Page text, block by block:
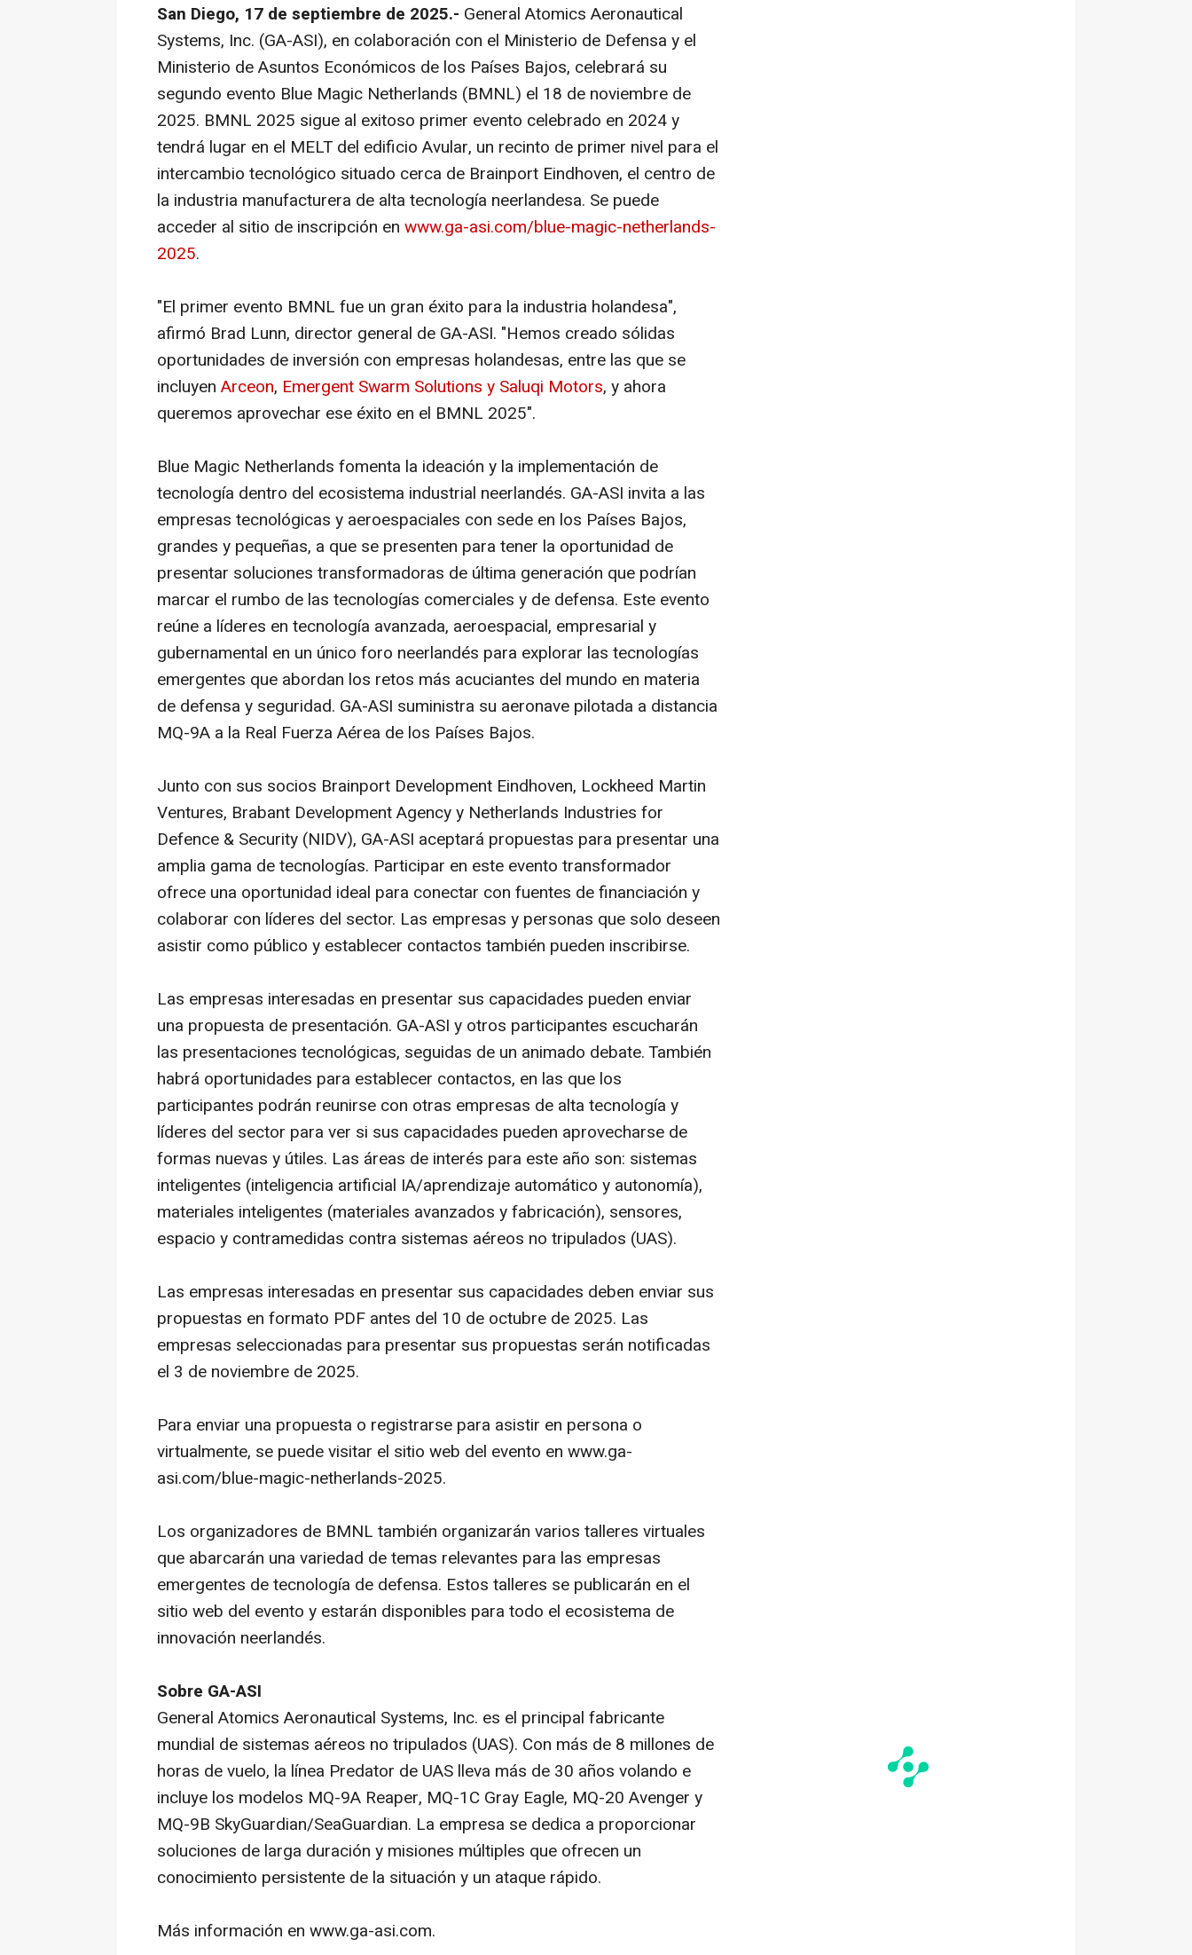
San Diego, 17 de septiembre de 2025.- General Atomics Aeronautical
Systems, Inc. (GA-ASI), en colaboración con el Ministerio de Defensa y el
Ministerio de Asuntos Económicos de los Países Bajos, celebrará su
segundo evento Blue Magic Netherlands (BMNL) el 18 de noviembre de
2025. BMNL 2025 sigue al exitoso primer evento celebrado en 2024 y
tendrá lugar en el MELT del edificio Avular, un recinto de primer nivel para el
intercambio tecnológico situado cerca de Brainport Eindhoven, el centro de
la industria manufacturera de alta tecnología neerlandesa. Se puede
acceder al sitio de inscripción en www.ga-asi.com/blue-magic-netherlands-
2025.
"El primer evento BMNL fue un gran éxito para la industria holandesa",
afirmó Brad Lunn, director general de GA-ASI. "Hemos creado sólidas
oportunidades de inversión con empresas holandesas, entre las que se
incluyen Arceon, Emergent Swarm Solutions y Saluqi Motors, y ahora
queremos aprovechar ese éxito en el BMNL 2025".
Blue Magic Netherlands fomenta la ideación y la implementación de
tecnología dentro del ecosistema industrial neerlandés. GA-ASI invita a las
empresas tecnológicas y aeroespaciales con sede en los Países Bajos,
grandes y pequeñas, a que se presenten para tener la oportunidad de
presentar soluciones transformadoras de última generación que podrían
marcar el rumbo de las tecnologías comerciales y de defensa. Este evento
reúne a líderes en tecnología avanzada, aeroespacial, empresarial y
gubernamental en un único foro neerlandés para explorar las tecnologías
emergentes que abordan los retos más acuciantes del mundo en materia
de defensa y seguridad. GA-ASI suministra su aeronave pilotada a distancia
MQ-9A a la Real Fuerza Aérea de los Países Bajos.
Junto con sus socios Brainport Development Eindhoven, Lockheed Martin
Ventures, Brabant Development Agency y Netherlands Industries for
Defence & Security (NIDV), GA-ASI aceptará propuestas para presentar una
amplia gama de tecnologías. Participar en este evento transformador
ofrece una oportunidad ideal para conectar con fuentes de financiación y
colaborar con líderes del sector. Las empresas y personas que solo deseen
asistir como público y establecer contactos también pueden inscribirse.
Las empresas interesadas en presentar sus capacidades pueden enviar
una propuesta de presentación. GA-ASI y otros participantes escucharán
las presentaciones tecnológicas, seguidas de un animado debate. También
habrá oportunidades para establecer contactos, en las que los
participantes podrán reunirse con otras empresas de alta tecnología y
líderes del sector para ver si sus capacidades pueden aprovecharse de
formas nuevas y útiles. Las áreas de interés para este año son: sistemas
inteligentes (inteligencia artificial IA/aprendizaje automático y autonomía),
materiales inteligentes (materiales avanzados y fabricación), sensores,
espacio y contramedidas contra sistemas aéreos no tripulados (UAS).
Las empresas interesadas en presentar sus capacidades deben enviar sus
propuestas en formato PDF antes del 10 de octubre de 2025. Las
empresas seleccionadas para presentar sus propuestas serán notificadas
el 3 de noviembre de 2025.
Para enviar una propuesta o registrarse para asistir en persona o
virtualmente, se puede visitar el sitio web del evento en www.ga-
asi.com/blue-magic-netherlands-2025.
Los organizadores de BMNL también organizarán varios talleres virtuales
que abarcarán una variedad de temas relevantes para las empresas
emergentes de tecnología de defensa. Estos talleres se publicarán en el
sitio web del evento y estarán disponibles para todo el ecosistema de
innovación neerlandés.
Sobre GA-ASI
General Atomics Aeronautical Systems, Inc. es el principal fabricante
mundial de sistemas aéreos no tripulados (UAS). Con más de 8 millones de
horas de vuelo, la línea Predator de UAS lleva más de 30 años volando e
incluye los modelos MQ-9A Reaper, MQ-1C Gray Eagle, MQ-20 Avenger y
MQ-9B SkyGuardian/SeaGuardian. La empresa se dedica a proporcionar
soluciones de larga duración y misiones múltiples que ofrecen un
conocimiento persistente de la situación y un ataque rápido.
Más información en www.ga-asi.com.